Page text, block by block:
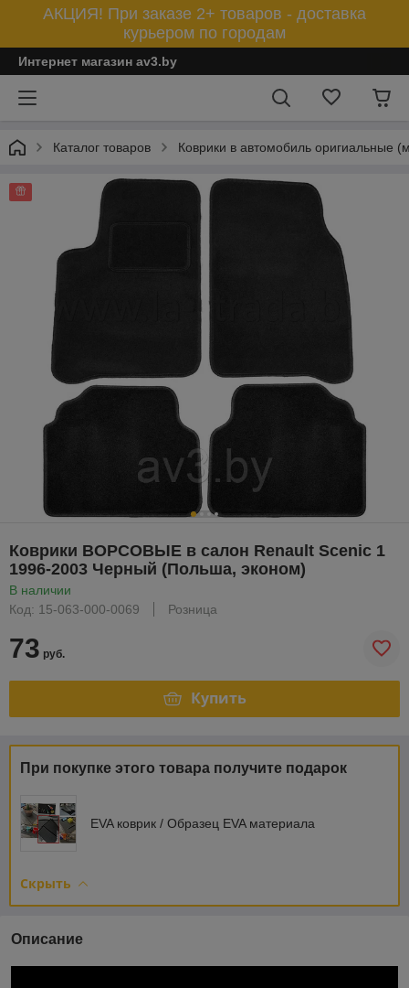
АКЦИЯ! При заказе 2+ товаров - доставка
курьером по городам
Интернет магазин av3.by
Каталог товаров Коврики в автомобиль оригиальные
Коврики ВОРСОВЫЕ в салон Renault Scenic 1
1996-2003 Черный (Польша, эконом)
В наличии
Код: 15-063-000-0069
Розница
73 руб.
Купить
При покупке этого товара получите подарок
EVA коврик / Образец EVA материала
Скрыть
Описание